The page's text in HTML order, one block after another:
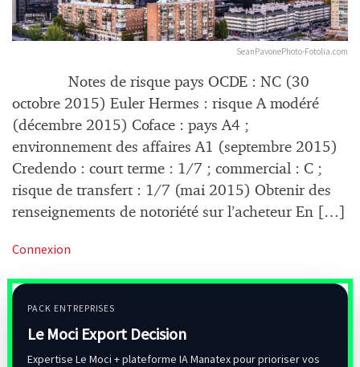
SeanPavonePhoto-Fotolia.com
Notes de risque pays OCDE : NC (30
octobre 2015) Euler Hermes : risque A modéré
(décembre 2015) Coface : pays A4 ;
environnement des affaires A1 (septembre 2015)
Credendo : court terme : 1/7 ; commercial : C ;
risque de transfert : 1/7 (mai 2015) Obtenir des
renseignements de notoriété sur l’acheteur En […]
Connexion
PACK ENTREPRISES
Le Moci Export Decision
Expertise Le Moci + plateforme IA Manatex pour prioriser vos